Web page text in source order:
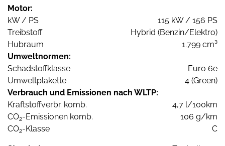
Motor:
kW / PS
115 kW / 156 PS
Treibstoff
Hybrid (Benzin/Elektro)
Hubraum
1.799 cm³
Umweltnormen:
Schadstoffklasse
Euro 6e
Umweltplakette
4 (Green)
Verbrauch und Emissionen nach WLTP:
Kraftstoffverbr. komb.
4,7 l/100km
CO2-Emissionen komb.
106 g/km
CO2-Klasse C